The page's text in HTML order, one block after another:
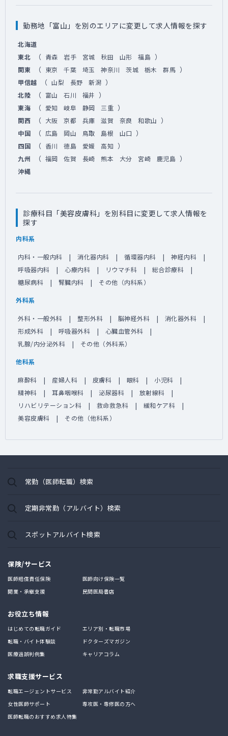
勤務地「富山」を別のエリアに変更して求人情報を探す
北海道
東北
（ 青森 岩手 宮城 秋田 山形 福島 ）
関東 （ 東京 千葉 埼玉 神奈川 茨城 栃木 群馬 ）
甲信越 （ 山梨 長野 新潟 ）
北陸 （ 富山 石川 福井 ）
東海 （ 愛知 岐阜 静岡 三重 ）
関西 （ 大阪 京都 兵庫 滋賀 奈良 和歌山 ）
中国 （ 広島 岡山 鳥取 島根 山口 ）
四国 （ 香川 徳島 愛媛 高知 ）
九州 （ 福岡 佐賀 長崎 熊本 大分 宮崎 鹿児島 ）
沖縄
診療科目「美容皮膚科」を別科目に変更して求人情報を
探す
内科系
内科・一般内科 消化器内科 循環器内科
神経内科
呼吸器内科
心療内科 リウマチ科
総合診療科
糖尿病科
腎臓内科 その他（内科系）
外科系
外科・一般外科 整形外科 脳神経外科
消化器外科
形成外科
呼吸器外科
心臓血管外科
乳腺/内分泌外科
その他（外科系）
他科系
麻酔科 産婦人科 皮膚科 眼科
小児科
精神科
耳鼻咽喉科 泌尿器科
放射線科
リハビリテーション科
救命救急科
緩和ケア科
美容皮膚科
その他（他科系）
常勤（医師転職）検索
定期非常勤（アルバイト）検索
スポットアルバイト検索
保険/サービス
医師賠償責任保険
医師向け保険一覧
開業・承継支援
民間医局書店
お役立ち情報
はじめての転職ガイド
エリア別・転職市場
転職・バイト体験談
ドクターズマガジン
医療過誤判例集
キャリアコラム
求職支援サービス
転職エージェントサービス
非常勤アルバイト紹介
女性医師サポート
専攻医・専修医の方へ
医師転職のおすすめ求人特集